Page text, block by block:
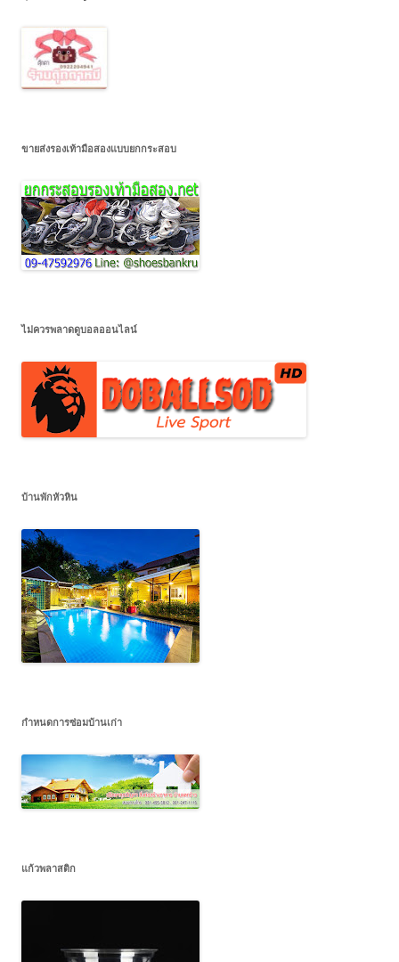
ขายส่งรองเท้ามือสองแบบยกกระสอบ
ไม่ควรพลาดดูบอลออนไลน์
บ้านพักหัวหิน
กำหนดการซ่อมบ้านเก่า
แก้วพลาสติก